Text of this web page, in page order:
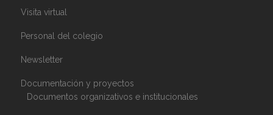
Visita virtual
Personal del colegio
Newsletter
Documentación y proyectos
Documentos organizativos e institucionales